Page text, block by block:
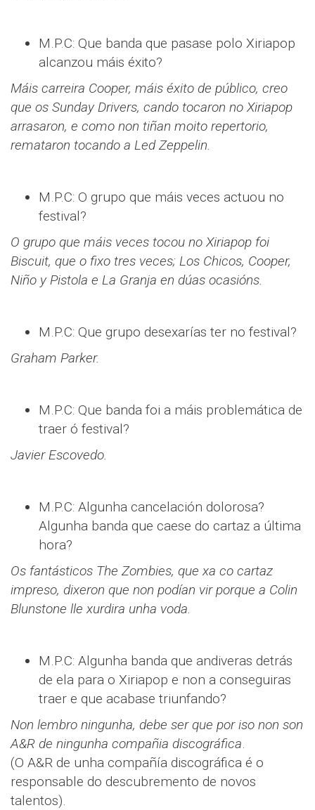
M.P.C: Que banda que pasase polo Xiriapop
alcanzou máis éxito?
Máis carreira Cooper, máis éxito de público, creo
que os Sunday Drivers, cando tocaron no Xiriapop
arrasaron, e como non tiñan moito repertorio,
remataron tocando a Led Zeppelin.
M.P.C: O grupo que máis veces actuou no
festival?
O grupo que máis veces tocou no Xiriapop foi
Biscuit, que o fixo tres veces; Los Chicos, Cooper,
Niño y Pistola e La Granja en dúas ocasións.
M.P.C: Que grupo desexarías ter no festival?
Graham Parker.
M.P.C: Que banda foi a máis problemática de
traer ó festival?
Javier Escovedo.
M.P.C: Algunha cancelación dolorosa?
Algunha banda que caese do cartaz a última
hora?
Os fantásticos The Zombies, que xa co cartaz
impreso, dixeron que non podían vir porque a Colin
Blunstone lle xurdira unha voda.
M.P.C: Algunha banda que andiveras detrás
de ela para o Xiriapop e non a conseguiras
traer e que acabase triunfando?
Non lembro ningunha, debe ser que por iso non son
A&R de ningunha compañia discográfica.
(O A&R de unha compañía discográfica é o
responsable do descubremento de novos
talentos).